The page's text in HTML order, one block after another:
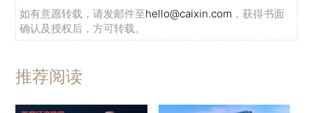
如有意愿转载，请发邮件至hello@caixin.com ，获得书面
确认及授权后，方可转载。
推荐阅读